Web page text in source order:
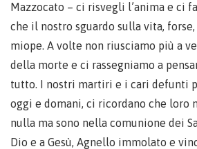
Mazzocato – ci risvegli l’anima e ci
che il nostro sguardo sulla vita,
miope. A volte non riusciamo più a
della morte e ci rassegniamo a
tutto. I nostri martiri e i cari defunti
oggi e domani, ci ricordano che loro
nulla ma sono nella comunione dei
Dio e a Gesù, Agnello immolato e